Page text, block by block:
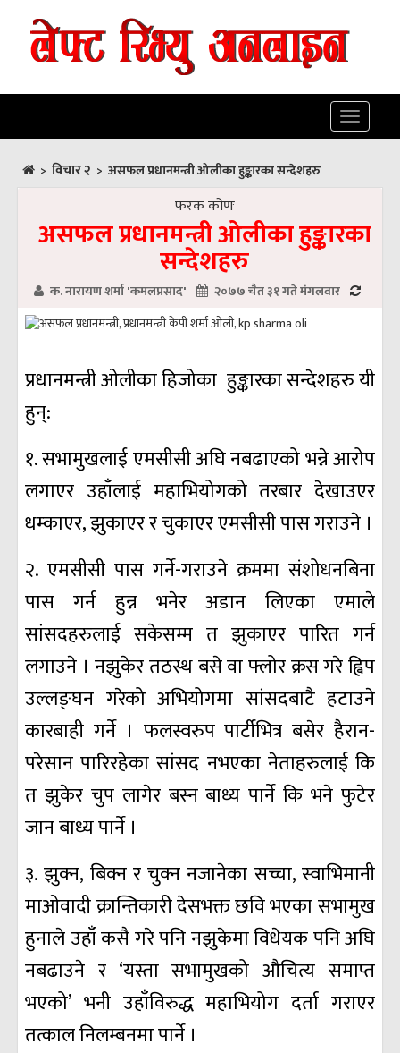
Toggle
> विचार २ > असफल प्रधानमन्त्री ओलीका हुङ्कारका सन्देशहरु
फरक कोणः
असफल प्रधानमन्त्री ओलीका हुङ्कारका
सन्देशहरु
क. नारायण शर्मा 'कमलप्रसाद' २०७७ चैत ३१ गते मंगलवार
प्रधानमन्त्री ओलीका हिजोका हुङ्कारका सन्देशहरु यी
हुन्‌:
१. सभामुखलाई एमसीसी अघि नबढाएको भन्ने आरोप
लगाएर उहाँलाई महाभियोगको तरबार देखाउएर
धम्काएर, झुकाएर र चुकाएर एमसीसी पास गराउने ।
२. एमसीसी पास गर्ने-गराउने क्रममा संशोधनबिना
पास गर्न हुन्न भनेर अडान लिएका एमाले
सांसदहरुलाई सकेसम्म त झुकाएर पारित गर्न
लगाउने । नझुकेर तठस्थ बसे वा फ्लोर क्रस गरे ह्विप
उल्लङ्घन गरेको अभियोगमा सांसदबाटै हटाउने
कारबाही गर्ने । फलस्वरुप पार्टीभित्र बसेर हैरान-
परेसान पारिरहेका सांसद नभएका नेताहरुलाई कि
त झुकेर चुप लागेर बस्न बाध्य पार्ने कि भने फुटेर
जान बाध्य पार्ने ।
३. झुक्न, बिक्न र चुक्न नजानेका सच्चा, स्वाभिमानी
माओवादी क्रान्तिकारी देसभक्त छवि भएका सभामुख
हुनाले उहाँ कसै गरे पनि नझुकेमा विधेयक पनि अघि
नबढाउने र ‘यस्ता सभामुखको औचित्य समाप्त
भएको’ भनी उहाँविरुद्ध महाभियोग दर्ता गराएर
तत्काल निलम्बनमा पार्ने ।